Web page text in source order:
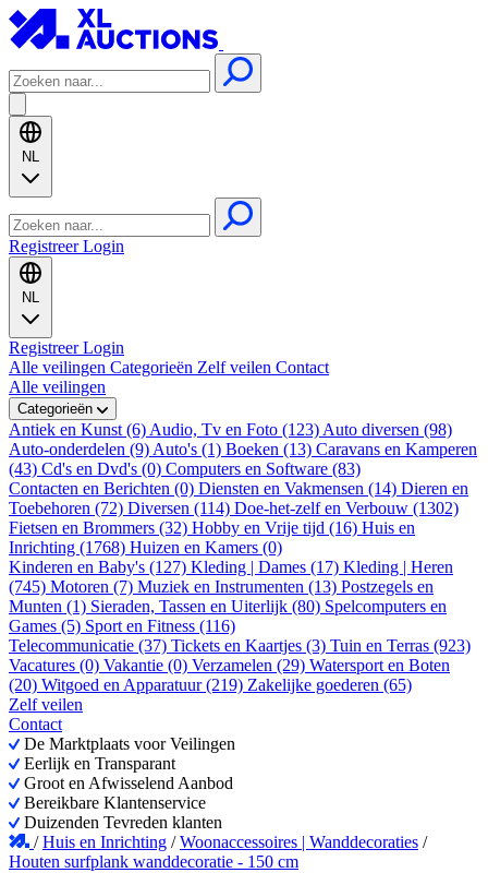
NL
RegistreerLogin
NL
RegistreerLogin
Alle veilingen Categorieën Zelf veilen Contact
Alle veilingen
Categorieën
Antiek en Kunst (6) Audio, Tv en Foto (123) Auto diversen (98)
Auto-onderdelen (9) Auto's (1) Boeken (13) Caravans en Kamperen
(43) Cd's en Dvd's (0) Computers en Software (83)
Contacten en Berichten (0) Diensten en Vakmensen (14) Dieren en
Toebehoren (72) Diversen (114) Doe-het-zelf en Verbouw (1302)
Fietsen en Brommers (32) Hobby en Vrije tijd (16) Huis en
Inrichting (1768) Huizen en Kamers (0)
Kinderen en Baby's (127) Kleding | Dames (17) Kleding | Heren
(745) Motoren (7) Muziek en Instrumenten (13) Postzegels en
Munten (1) Sieraden, Tassen en Uiterlijk (80) Spelcomputers en
Games (5) Sport en Fitness (116)
Telecommunicatie (37) Tickets en Kaartjes (3) Tuin en Terras (923)
Vacatures (0) Vakantie (0) Verzamelen (29) Watersport en Boten
(20) Witgoed en Apparatuur (219) Zakelijke goederen (65)
Zelf veilen
Contact
De Marktplaats voor Veilingen
Eerlijk en Transparant
Groot en Afwisselend Aanbod
Bereikbare Klantenservice
Duizenden Tevreden klanten
/Huis en Inrichting /Woonaccessoires | Wanddecoraties /
Houten surfplank wanddecoratie - 150 cm